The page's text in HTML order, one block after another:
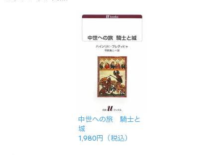
中世への旅 騎士と
城
1,980円（税込）